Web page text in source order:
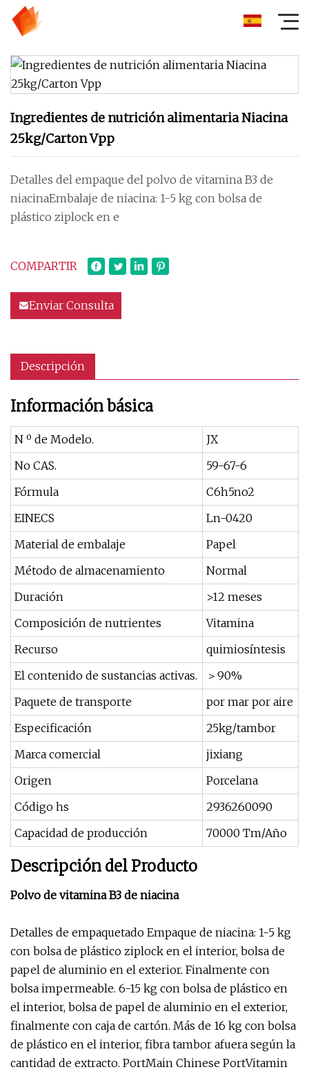
Ingredientes de nutrición alimentaria Niacina
25kg/Carton Vpp
Detalles del empaque del polvo de vitamina B3 de
niacinaEmbalaje de niacina: 1-5 kg ​​con bolsa de
plástico ziplock en e
COMPARTIR
Enviar Consulta
Descripción
Información básica
N º de Modelo.
JX
No CAS.
59-67-6
Fórmula
C6h5no2
EINECS
Ln-0420
Material de embalaje
Papel
Método de almacenamiento
Normal
Duración
>12 meses
Composición de nutrientes
Vitamina
Recurso
quimiosíntesis
El contenido de sustancias activas.
＞90%
Paquete de transporte
por mar por aire
Especificación
25kg/tambor
Marca comercial
jixiang
Origen
Porcelana
Código hs
2936260090
Capacidad de producción
70000 Tm/Año
Descripción del Producto
Polvo de vitamina B3 de niacina
Detalles de empaquetado Empaque de niacina: 1-5 kg ​​
con bolsa de plástico ziplock en el interior, bolsa de
papel de aluminio en el exterior. Finalmente con
bolsa impermeable. 6-15 kg con bolsa de plástico en
el interior, bolsa de papel de aluminio en el exterior,
finalmente con caja de cartón. Más de 16 kg con bolsa
de plástico en el interior, fibra tambor afuera según la
cantidad de extracto. PortMain Chinese PortVitamin